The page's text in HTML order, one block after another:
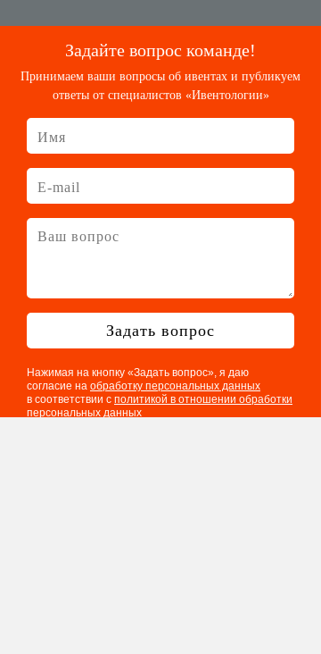
Задайте вопрос команде!
Принимаем ваши вопросы об ивентах и публикуем
ответы от специалистов «Ивентологии»
Задать вопрос
Нажимая на кнопку «Задать вопрос», я даю
согласие на обработку персональных данных
в соответствии с политикой в отношении обработки
персональных данных